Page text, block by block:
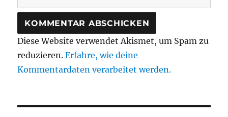
Diese Website verwendet Akismet, um Spam zu
reduzieren.Erfahre, wie deine
Kommentardaten verarbeitet werden.